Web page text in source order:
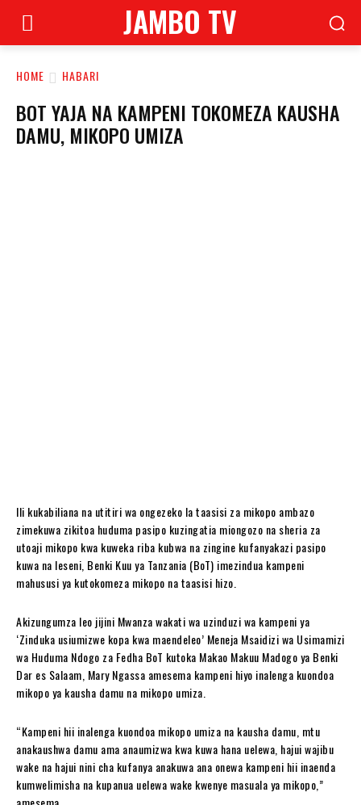
JAMBO TV
HOME HABARI
BOT YAJA NA KAMPENI TOKOMEZA KAUSHA
DAMU, MIKOPO UMIZA
Ili kukabiliana na utitiri wa ongezeko la taasisi za mikopo ambazo
zimekuwa zikitoa huduma pasipo kuzingatia miongozo na sheria za
utoaji mikopo kwa kuweka riba kubwa na zingine kufanyakazi pasipo
kuwa na leseni, Benki Kuu ya Tanzania (BoT) imezindua kampeni
mahususi ya kutokomeza mikopo na taasisi hizo.
Akizungumza leo jijini Mwanza wakati wa uzinduzi wa kampeni ya
‘Zinduka usiumizwe kopa kwa maendeleo’ Meneja Msaidizi wa Usimamizi
wa Huduma Ndogo za Fedha BoT kutoka Makao Makuu Madogo ya Benki
Dar es Salaam, Mary Ngassa amesema kampeni hiyo inalenga kuondoa
mikopo ya kausha damu na mikopo umiza.
“Kampeni hii inalenga kuondoa mikopo umiza na kausha damu, mtu
anakaushwa damu ama anaumizwa kwa kuwa hana uelewa, hajui wajibu
wake na hajui nini cha kufanya anakuwa ana onewa kampeni hii inaenda
kumwelimisha na kupanua uelewa wake kwenye masuala ya mikopo,”